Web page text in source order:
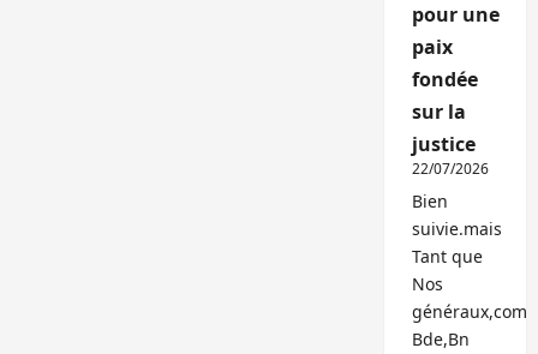
pour une
paix
fondée
sur la
justice
22/07/2026
Bien
suivie.mais
Tant que
Nos
généraux,com
Bde,Bn